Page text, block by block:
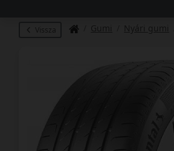
Vissza Gumi Nyári gumi